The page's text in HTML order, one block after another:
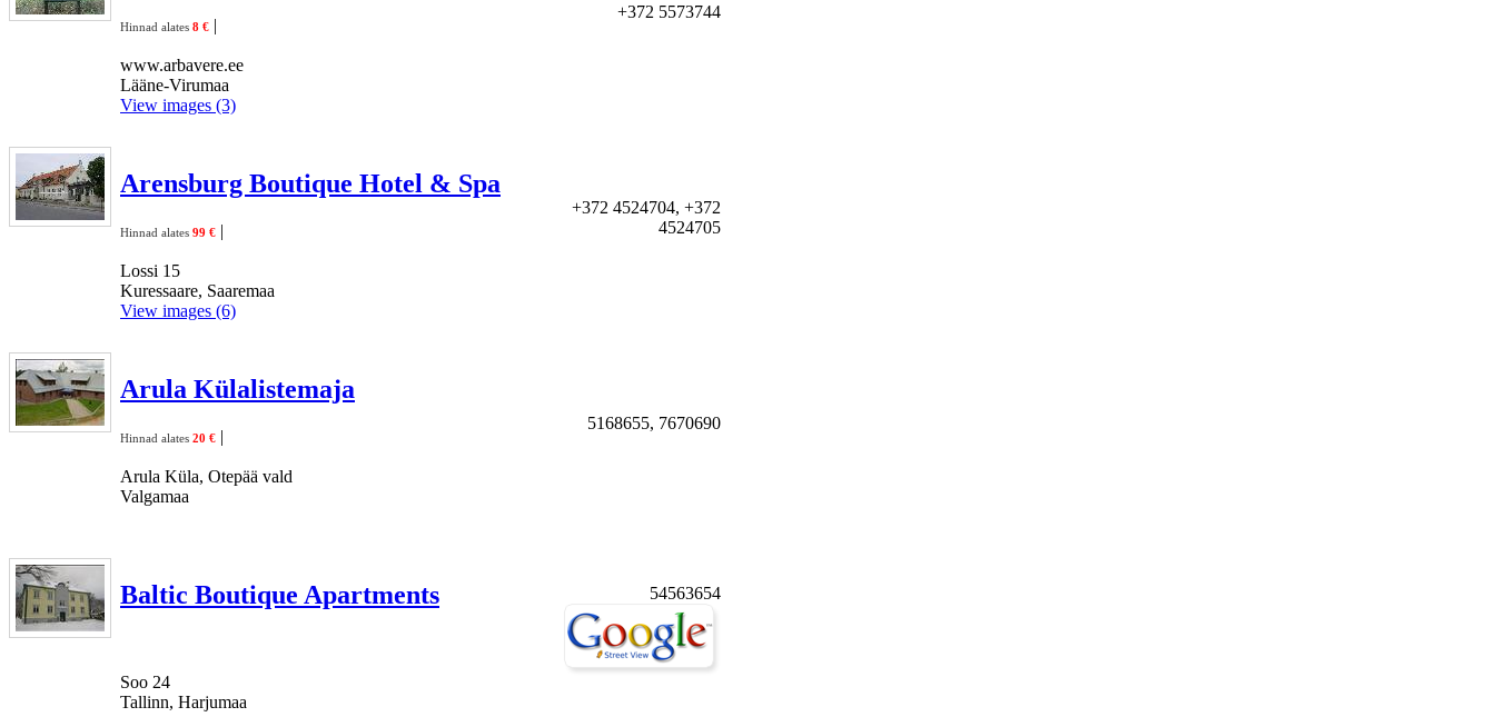
Hinnad alates 8 € |
www.arbavere.ee
Lääne-Virumaa
+372 5573744
View images (3)
Arensburg Boutique Hotel & Spa
Hinnad alates 99 € |
Lossi 15
Kuressaare, Saaremaa
+372 4524704, +372
4524705
View images (6)
Arula Külalistemaja
Hinnad alates 20 € |
Arula Küla, Otepää vald
Valgamaa
5168655, 7670690
Baltic Boutique Apartments
Soo 24
Tallinn, Harjumaa
54563654